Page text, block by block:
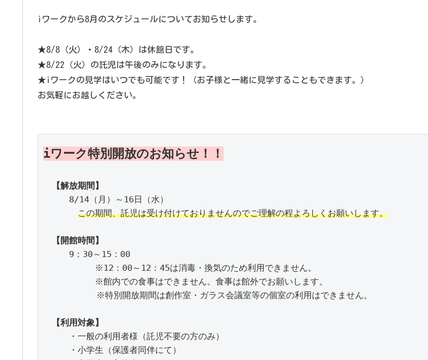
iワークから8月のスケジュールについてお知らせします。
★8/8（火）・8/24（木）は休館日です。
★8/22（火）の託児は午後のみになります。
★iワークの見学はいつでも可能です！（お子様と一緒に見学することもできます。）
お気軽にお越しください。
iワーク特別開放のお知らせ！！
【解放期間】
8/14（月）～16日（水）
この期間、託児は受け付けておりませんのでご理解の程よろしくお願いします。
【開館時間】
9：30～15：00
※12：00～12：45は消毒・換気のため利用できません。
※館内での食事はできません。食事は館外でお願いします。
※特別開放期間は創作室・ガラス会議室等の個室の利用はできません。
【利用対象】
・一般の利用者様（託児不要の方のみ）
・小学生（保護者同伴にて）